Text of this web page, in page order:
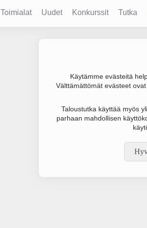
Toimialat Uudet Konkurssit Tutka
Käytämme evästeitä
Välttämättömät evästeet
Taloustutka käyttää myös
parhaan mahdollisen
Joudumme käyttämään